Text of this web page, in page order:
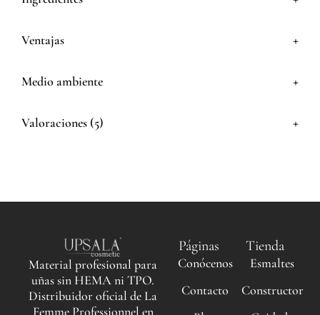
Ventajas +
Medio ambiente +
Valoraciones (5) +
Material profesional para
uñas sin HEMA ni TPO.
Distribuidor oficial de La
Femme Professionnel en
Páginas
Conócenos
Contacto
Tienda
Esmaltes
Constructor